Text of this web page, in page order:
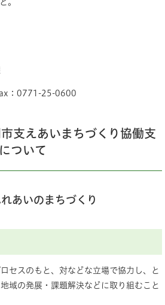
。
：0771-25-0600
支えあいまちづくり協働支
ついて
あいのまちづくり
セスのもと、対などな立場で協力し、と
域の発展・課題解決などに取り組むこと